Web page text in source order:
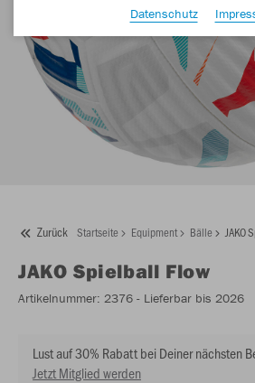
Zurück Startseite Equipment Bälle JAKO
JAKO Spielball Flow
Artikelnummer: 2376 - Lieferbar bis 2026
Lust auf 30% Rabatt bei Deiner nächsten
Jetzt Mitglied werden
Datenschutz